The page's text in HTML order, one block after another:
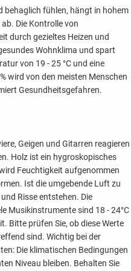
behaglich fühlen, hängt in hohem
Die Kontrolle von
durch gezieltes Heizen und
Wohnklima und spart
von 19 - 25 °C und eine
wird von den meisten Menschen
Gesundheitsgefahren.
Geigen und Gitarren reagieren
Holz ist ein hygroskopisches
Feuchtigkeit aufgenommen
Ist die umgebende Luft zu
Risse entstehen. Die
Musikinstrumente sind 18 - 24°C
Bitte prüfen Sie, ob diese Werte
sind. Wichtig bei der
Die klimatischen Bedingungen
Niveau bleiben. Behalten Sie